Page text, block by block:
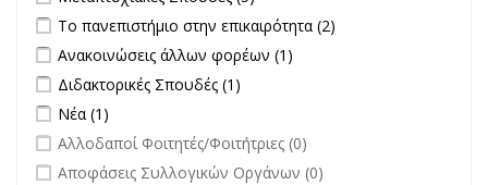
Apply Το πανεπιστήμιο στην επικαιρότητα filter
Το πανεπιστήμιο στην επικαιρότητα (2)
Apply Ανακοινώσεις άλλων φορέων filter
Ανακοινώσεις άλλων φορέων (1)
Apply Διδακτορικές Σπουδές filter
Διδακτορικές Σπουδές (1)
Apply Νέα filter
Νέα (1)
undefined
Αλλοδαποί Φοιτητές/Φοιτήτριες (0)
undefined
Αποφάσεις Συλλογικών Οργάνων (0)